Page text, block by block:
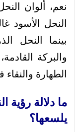
نعم، ألوان
النحل الأسود
بينما النحل
والبركة
الطهارة والنقاء
ما دلالة رؤية
يلسعها؟